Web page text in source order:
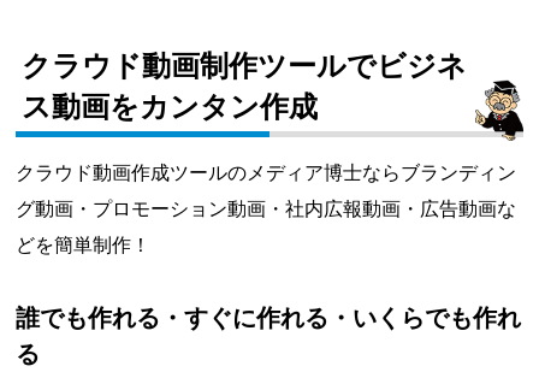
クラウド動画制作ツールでビジネ
ス動画をカンタン作成
クラウド動画作成ツールのメディア博士ならブランディン
グ動画・プロモーション動画・社内広報動画・広告動画な
どを簡単制作！
誰でも作れる・すぐに作れる・いくらでも作れ
る